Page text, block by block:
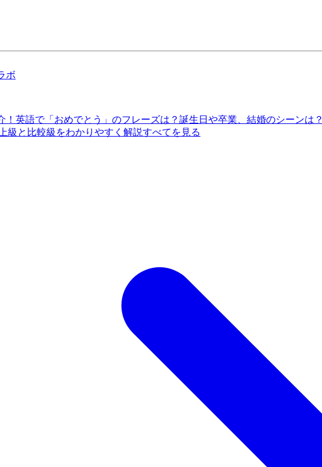
ボ
！ 英語で「おめでとう」のフレーズは？誕生日や卒業、結婚のシーンは？
級と比較級をわかりやすく解説すべてを見る